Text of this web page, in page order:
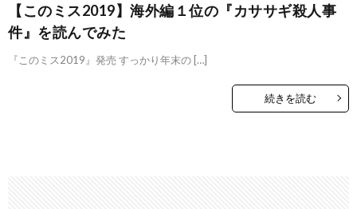
【このミス2019】海外編１位の『カササギ殺人事
件』を読んでみた
『このミス2019』発売 すっかり年末の […]
続きを読む